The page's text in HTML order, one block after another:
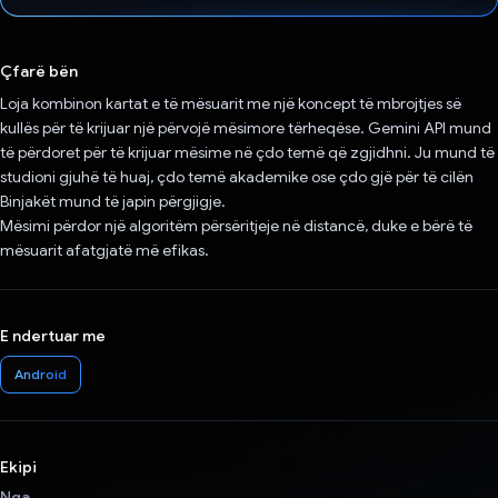
Çfarë bën
Loja kombinon kartat e të mësuarit me një koncept të mbrojtjes së
kullës për të krijuar një përvojë mësimore tërheqëse. Gemini API mund
të përdoret për të krijuar mësime në çdo temë që zgjidhni. Ju mund të
studioni gjuhë të huaj, çdo temë akademike ose çdo gjë për të cilën
Binjakët mund të japin përgjigje.
Mësimi përdor një algoritëm përsëritjeje në distancë, duke e bërë të
mësuarit afatgjatë më efikas.
E ndertuar me
Android
Ekipi